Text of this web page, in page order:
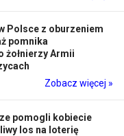
Polsce z oburzeniem
pomnika
żołnierzy Armii
Zobacz więcej »
pomogli kobiecie
los na loterię